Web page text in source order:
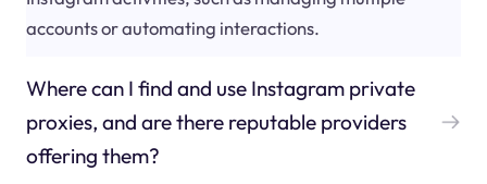
accounts or automating interactions.
Where can I find and use Instagram private
proxies, and are there reputable providers
offering them?